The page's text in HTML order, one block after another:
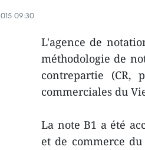
09:30
L'agence de
méthodologie de
contrepartie (CR,
commerciales du
La note B1 a été
et de commerce